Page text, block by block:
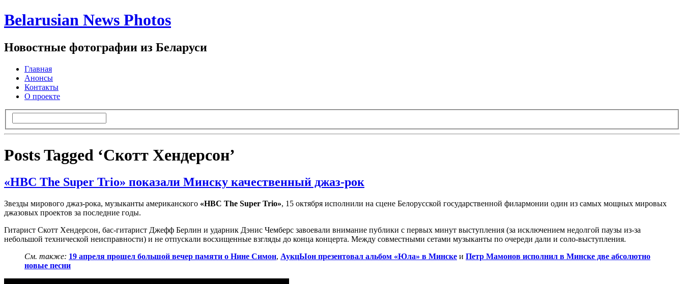
Belarusian News Photos
Новостные фотографии из Беларуси
Главная
Анонсы
Контакты
О проекте
Posts Tagged ‘Скотт Хендерсон’
«HBC The Super Trio» показали Минску качественный джаз-рок
Звезды мирового джаз-рока, музыканты американского «HBC The Super Trio», 15 октября исполнили на сцене Белорусской государственной филармонии один из самых мощных мировых
джазовых проектов за последние годы.
Гитарист Скотт Хендерсон, бас-гитарист Джефф Берлин и ударник Дэнис Чемберс завоевали внимание публики с первых минут выступления (за исключением недолгой паузы из-за
небольшой технической неисправности) и не отпускали восхищенные взгляды до конца концерта. Между совместными сетами музыканты по очереди дали и соло-выступления.
См. также: 19 апреля прошел большой вечер памяти о Нине Симон, АукцЫон презентовал альбом «Юла» в Минске и Петр Мамонов исполнил в Минске две абсолютно
новые песни